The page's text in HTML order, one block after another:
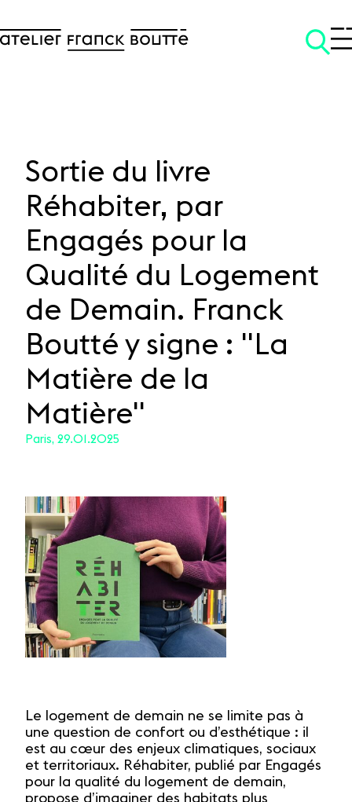
SKIP TO CONTENT
Sortie du livre
Réhabiter, par
Engagés pour la
Qualité du Logement
de Demain. Franck
Boutté y signe : "La
Matière de la
Matière"
Paris, 29.01.2025
Le logement de demain ne se limite pas à
une question de confort ou d’esthétique : il
est au cœur des enjeux climatiques, sociaux
et territoriaux. Réhabiter, publié par Engagés
pour la qualité du logement de demain,
propose d’imaginer des habitats plus